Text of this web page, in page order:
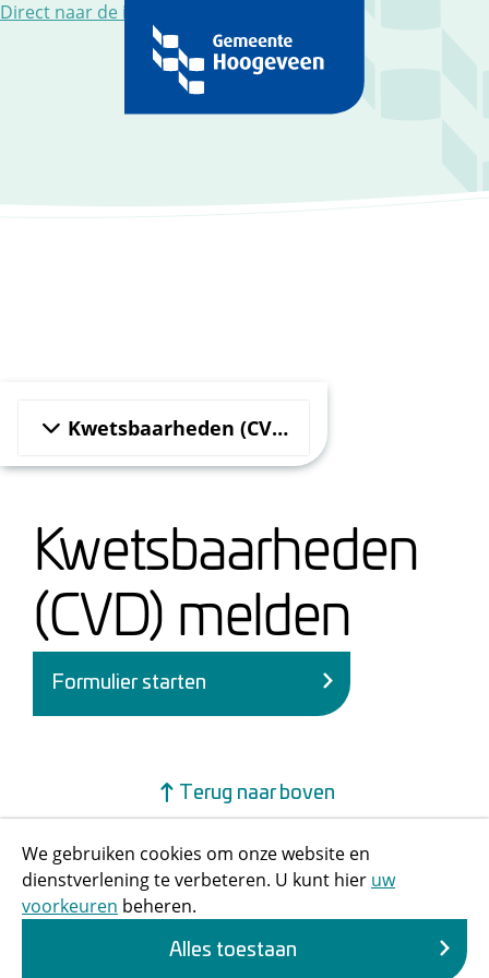
Direct naar de inhoud.
Kwetsbaarheden
(CVD) melden
Formulier starten
Kwetsbaarheden (CVD) melden
Terug naar boven
We gebruiken cookies om onze website en
dienstverlening te verbeteren. U kunt hier uw
voorkeuren beheren.
Alles toestaan